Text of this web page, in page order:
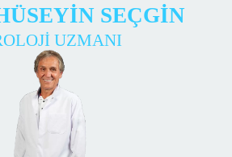
SEÇGİN
UZMANI